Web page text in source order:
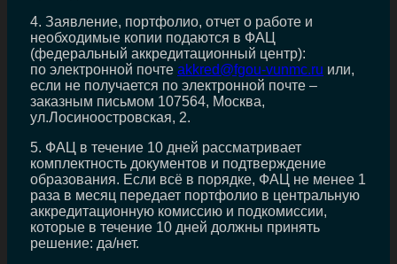
4. Заявление, портфолио, отчет о работе и
необходимые копии подаются в ФАЦ
(федеральный аккредитационный центр):
по электронной почтеakkred@fgou-vunmc.ru или,
если не получается по электронной почте –
заказным письмом 107564, Москва,
ул.Лосиноостровская, 2.
5. ФАЦ в течение 10 дней рассматривает
комплектность документов и подтверждение
образования. Если всё в порядке, ФАЦ не менее 1
раза в месяц передает портфолио в центральную
аккредитационную комиссию и подкомиссии,
которые в течение 10 дней должны принять
решение: да/нет.